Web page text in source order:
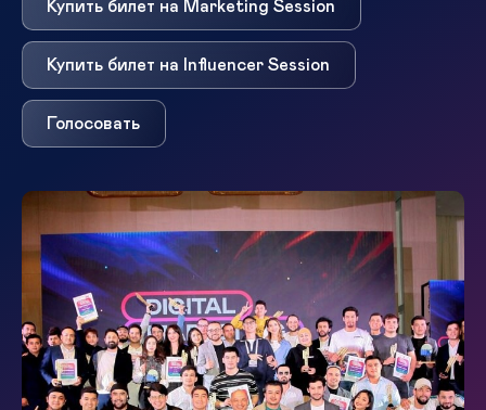
Купить билет на Marketing Session
Купить билет на Influencer Session
Голосовать